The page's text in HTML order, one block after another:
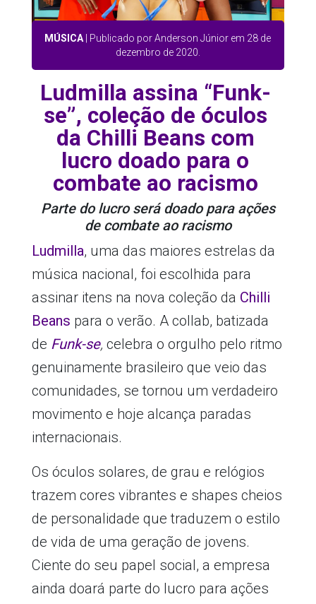
MÚSICA | Publicado por Anderson Júnior em 28 de
dezembro de 2020.
Ludmilla assina “Funk-
se”, coleção de óculos
da Chilli Beans com
lucro doado para o
combate ao racismo
Parte do lucro será doado para ações
de combate ao racismo
Ludmilla, uma das maiores estrelas da
música nacional, foi escolhida para
assinar itens na nova coleção da Chilli
Beans para o verão. A collab, batizada
de Funk-se, celebra o orgulho pelo ritmo
genuinamente brasileiro que veio das
comunidades, se tornou um verdadeiro
movimento e hoje alcança paradas
internacionais.
Os óculos solares, de grau e relógios
trazem cores vibrantes e shapes cheios
de personalidade que traduzem o estilo
de vida de uma geração de jovens.
Ciente do seu papel social, a empresa
ainda doará parte do lucro para ações